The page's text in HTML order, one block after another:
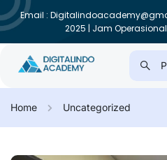
Email :
2025 | Jam
Home Uncategorized